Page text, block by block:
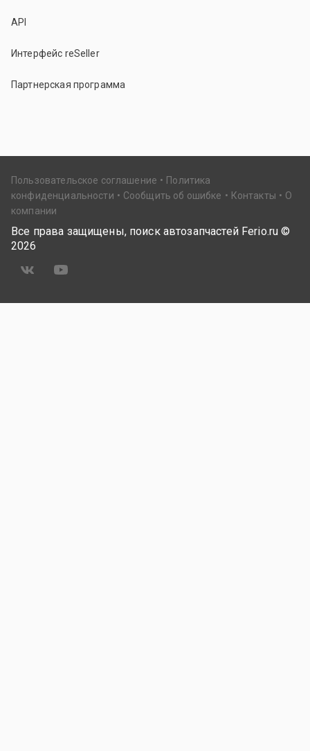
API
Интерфейс reSeller
Партнерская программа
Пользовательское соглашение
Политика
конфиденциальности
Сообщить об ошибке Контакты
О
компании
Все права защищены, поиск автозапчастей Ferio.ru ©
2026